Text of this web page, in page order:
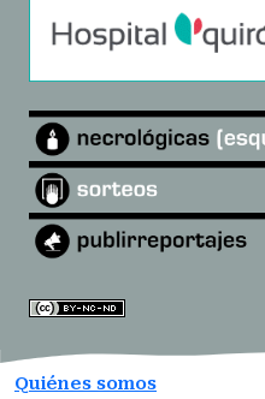
Quiénes somos